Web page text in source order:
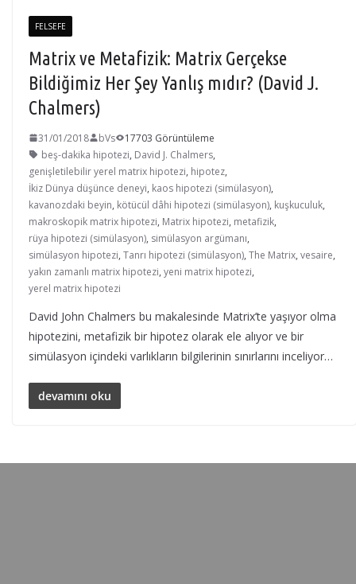
FELSEFE
Matrix ve Metafizik: Matrix Gerçekse
Bildiğimiz Her Şey Yanlış mıdır? (David J.
Chalmers)
31/01/2018 bVs
17703 Görüntüleme
beş-dakika hipotezi, David J. Chalmers,
genişletilebilir yerel matrix hipotezi, hipotez,
İkiz Dünya düşünce deneyi, kaos hipotezi (simülasyon),
kavanozdaki beyin, kötücül dâhi hipotezi (simülasyon), kuşkuculuk,
makroskopik matrix hipotezi, Matrix hipotezi, metafizik,
rüya hipotezi (simülasyon), simülasyon argümanı,
simülasyon hipotezi, Tanrı hipotezi (simülasyon), The Matrix, vesaire,
yakın zamanlı matrix hipotezi, yeni matrix hipotezi,
yerel matrix hipotezi
David John Chalmers bu makalesinde Matrix’te yaşıyor olma
hipotezini, metafizik bir hipotez olarak ele alıyor ve bir
simülasyon içindeki varlıkların bilgilerinin sınırlarını inceliyor…
devamını oku